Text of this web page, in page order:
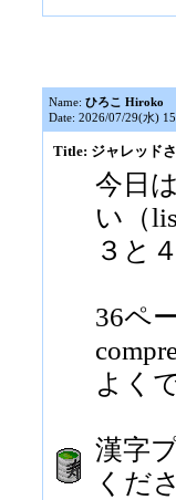
Name: ひろこ Hiroko
Date: 2026/07/29(水)
Title: ジャレッド
今日
い（
３と
36ペ
よく
漢字
くだ